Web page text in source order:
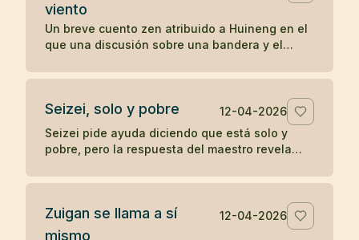
viento
Un breve cuento zen atribuido a Huineng en el
que una discusión sobre una bandera y el
en la mente.
Seizei, solo y pobre
12-04-2026
Seizei pide ayuda diciendo que está solo y
pobre, pero la respuesta del maestro revela
koan sobre carencia y plenitud.
Zuigan se llama a sí
mismo
12-04-2026